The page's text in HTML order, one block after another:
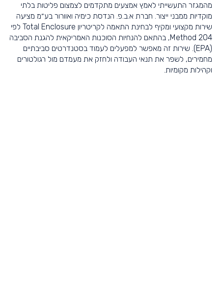
מהמגזר התעשייתי לאמץ אמצעים מתקדמים לצמצום פליטות בלתי
מוקדיות ממבני ייצור. חברת א.ב.פ. הנדסת כימיה ואוורור בע״מ מציעה
שירות מקצועי ומקיף לבחינת התאמה לקריטריון Total Enclosure לפי
Method 204, בהתאם להנחיות הסוכנות האמריקאית להגנת הסביבה
(EPA). שירות זה מאפשר למפעלים לעמוד בסטנדרטים סביבתיים
מחמירים, לשפר את תנאי העבודה ולחזק את מעמדם מול רגולטורים
וקהילות מקומיות.